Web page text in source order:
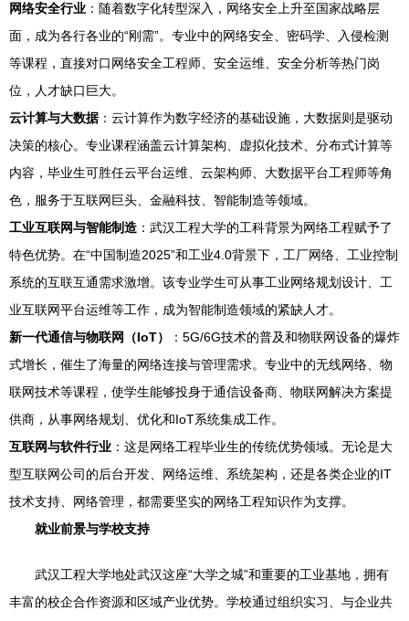
网络安全行业 ：随着数字化转型深入，网络安全上升至国家战略层
面，成为各行各业的“刚需”。专业中的网络安全、密码学、入侵检测
等课程，直接对口网络安全工程师、安全运维、安全分析等热门岗
位，人才缺口巨大。
云计算与大数据：云计算作为数字经济的基础设施，大数据则是驱动
决策的核心。专业课程涵盖云计算架构、虚拟化技术、分布式计算等
内容，毕业生可胜任云平台运维、云架构师、大数据平台工程师等角
色，服务于互联网巨头、金融科技、智能制造等领域。
工业互联网与智能制造 ：武汉工程大学的工科背景为网络工程赋予了
特色优势。在“中国制造2025”和工业4.0背景下，工厂网络、工业控制
系统的互联互通需求激增。该专业学生可从事工业网络规划设计、工
业互联网平台运维等工作，成为智能制造领域的紧缺人才。
新一代通信与物联网（IoT）
：5G/6G技术的普及和物联网设备的爆炸
式增长，催生了海量的网络连接与管理需求。专业中的无线网络、物
联网技术等课程，使学生能够投身于通信设备商、物联网解决方案提
供商，从事网络规划、优化和IoT系统集成工作。
互联网与软件行业 ：这是网络工程毕业生的传统优势领域。无论是大
型互联网公司的后台开发、网络运维、系统架构，还是各类企业的IT
技术支持、网络管理，都需要坚实的网络工程知识作为支撑。
就业前景与学校支持
武汉工程大学地处武汉这座“大学之城”和重要的工业基地，拥有
丰富的校企合作资源和区域产业优势。学校通过组织实习、与企业共